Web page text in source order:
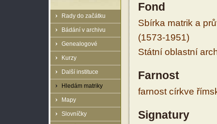
Rady do začátku
Bádání v archivu
Genealogové
Kurzy
Další instituce
Hledám matriky
Mapy
Slovníčky
Fond
Sbírka matrik a
(1573-1951)
Státní oblastní
Farnost
farnost církve
Signatury